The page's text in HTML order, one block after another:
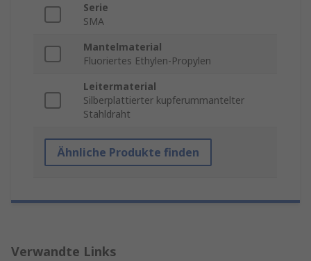
Serie
SMA
Mantelmaterial
Fluoriertes Ethylen-Propylen
Leitermaterial
Silberplattierter kupferummantelter
Stahldraht
Ähnliche Produkte finden
Verwandte Links